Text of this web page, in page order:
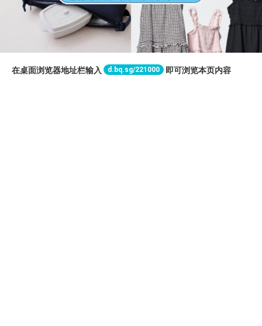
在桌面浏览器地址栏输入 d.bq.sg/221000 即可浏览本页内容